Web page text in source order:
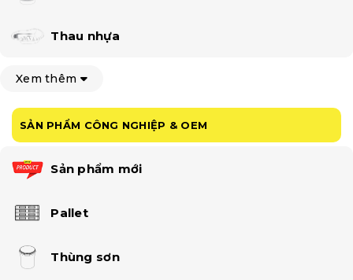
Thau nhựa
Xem thêm
SẢN PHẨM CÔNG NGHIỆP & OEM
Sản phẩm mới
Pallet
Thùng sơn